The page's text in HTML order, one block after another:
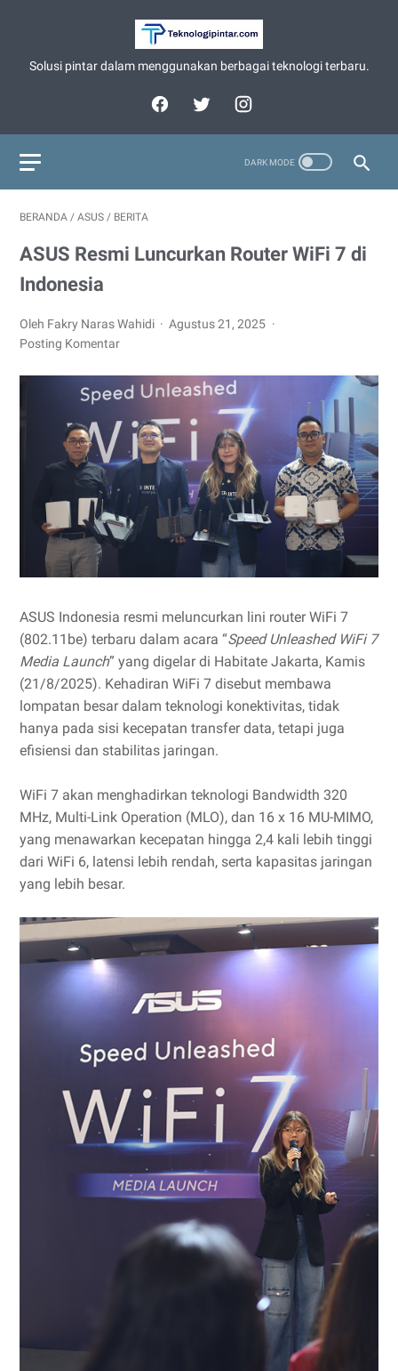
Solusi pintar dalam menggunakan berbagai teknologi terbaru.
BERANDA / ASUS / BERITA
ASUS Resmi Luncurkan Router WiFi 7 di
Indonesia
Oleh Fakry Naras Wahidi
Agustus 21, 2025
Posting Komentar
ASUS Indonesia resmi meluncurkan lini router WiFi 7
(802.11be) terbaru dalam acara “Speed Unleashed WiFi 7
Media Launch” yang digelar di Habitate Jakarta, Kamis
(21/8/2025). Kehadiran WiFi 7 disebut membawa
lompatan besar dalam teknologi konektivitas, tidak
hanya pada sisi kecepatan transfer data, tetapi juga
efisiensi dan stabilitas jaringan.
WiFi 7 akan menghadirkan teknologi Bandwidth 320
MHz, Multi-Link Operation (MLO), dan 16 x 16 MU-MIMO,
yang menawarkan kecepatan hingga 2,4 kali lebih tinggi
dari WiFi 6, latensi lebih rendah, serta kapasitas jaringan
yang lebih besar.